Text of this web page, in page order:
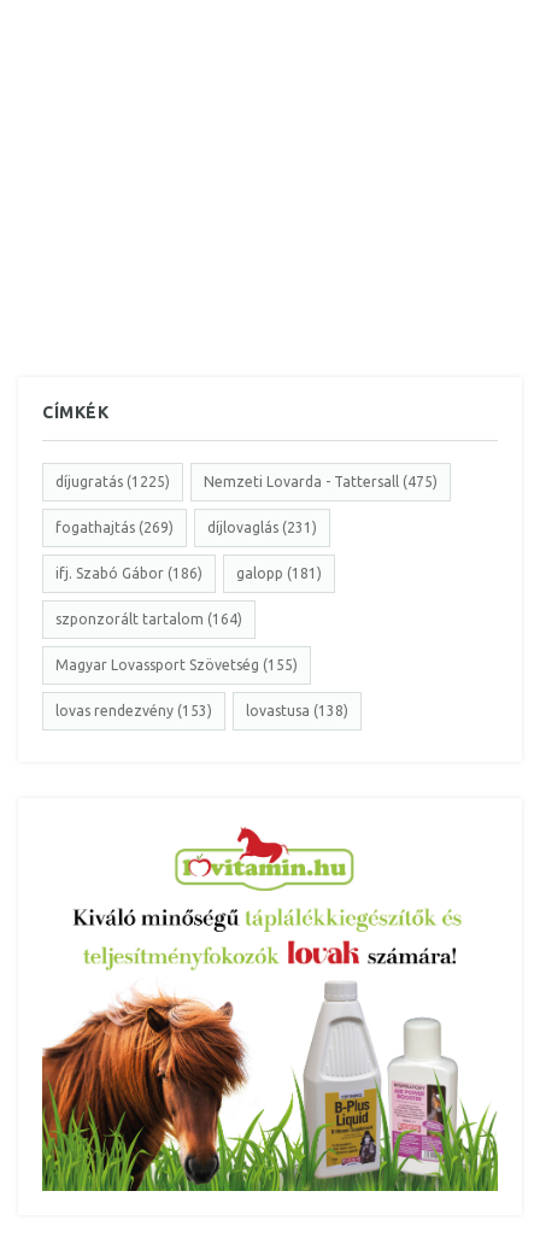
CÍMKÉK
díjugratás (1225) Nemzeti Lovarda - Tattersall (475)
fogathajtás (269) díjlovaglás (231)
ifj. Szabó Gábor (186) galopp (181)
szponzorált tartalom (164)
Magyar Lovassport Szövetség (155)
lovas rendezvény (153) lovastusa (138)